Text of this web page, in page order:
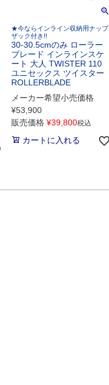
★今ならインライン収納用ナップ
ザック付き!!
30-30.5cmのみ ローラー
ブレード インラインスケ
ート 大人 TWISTER 110
ユニセックス ツイスター
ROLLERBLADE
メーカー希望小売価格
¥53,900
販売価格 ¥39,800税込
カートに入れる